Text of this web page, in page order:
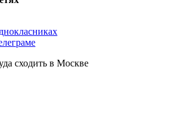
сходить в Москве